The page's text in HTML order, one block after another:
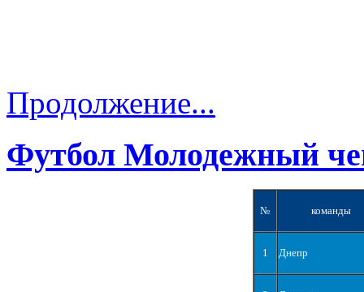
Продолжение...
Футбол Молодежный
№ команды
1 Днепр